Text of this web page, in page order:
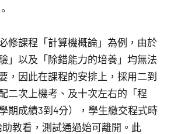
修課程「計算機概論」為例，由於
」以及「除錯能力的培養」均無法
，因此在課程的安排上，採用二到
二次上機考、及十次左右的「程
期成績3到4分），學生繳交程式時
教看，測試通過始可離開。此